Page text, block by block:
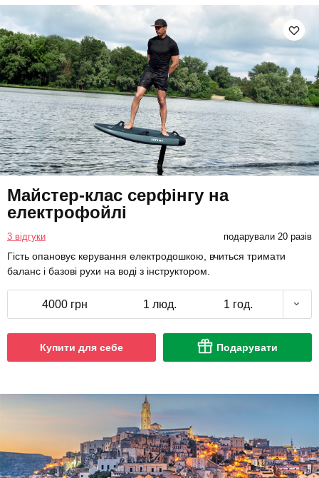
Майстер-клас серфінгу на
електрофойлі
3 відгуки подарували 20 разів
Гість опановує керування електродошкою, вчиться тримати
баланс і базові рухи на воді з інструктором.
4000 грн 1 люд. 1 год.
Купити для себе Подарувати